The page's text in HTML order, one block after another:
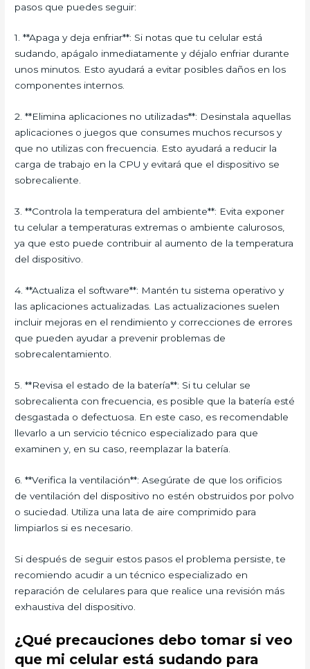
pasos que puedes seguir:
1. **Apaga y deja enfriar**: Si notas que tu celular está
sudando, apágalo inmediatamente y déjalo enfriar durante
unos minutos. Esto ayudará a evitar posibles daños en los
componentes internos.
2. **Elimina aplicaciones no utilizadas**: Desinstala aquellas
aplicaciones o juegos que consumes muchos recursos y
que no utilizas con frecuencia. Esto ayudará a reducir la
carga de trabajo en la CPU y evitará que el dispositivo se
sobrecaliente.
3. **Controla la temperatura del ambiente**: Evita exponer
tu celular a temperaturas extremas o ambiente calurosos,
ya que esto puede contribuir al aumento de la temperatura
del dispositivo.
4. **Actualiza el software**: Mantén tu sistema operativo y
las aplicaciones actualizadas. Las actualizaciones suelen
incluir mejoras en el rendimiento y correcciones de errores
que pueden ayudar a prevenir problemas de
sobrecalentamiento.
5. **Revisa el estado de la batería**: Si tu celular se
sobrecalienta con frecuencia, es posible que la batería esté
desgastada o defectuosa. En este caso, es recomendable
llevarlo a un servicio técnico especializado para que
examinen y, en su caso, reemplazar la batería.
6. **Verifica la ventilación**: Asegúrate de que los orificios
de ventilación del dispositivo no estén obstruidos por polvo
o suciedad. Utiliza una lata de aire comprimido para
limpiarlos si es necesario.
Si después de seguir estos pasos el problema persiste, te
recomiendo acudir a un técnico especializado en
reparación de celulares para que realice una revisión más
exhaustiva del dispositivo.
¿Qué precauciones debo tomar si veo
que mi celular está sudando para